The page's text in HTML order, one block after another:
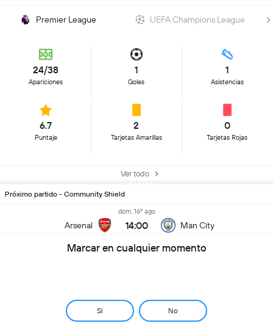
Premier League UEFA Champions League
24/38
Apariciones
1
Goles
1
Asistencias
6.7
Puntaje
2
Tarjetas Amarillas
0
Tarjetas Rojas
Ver todo
Próximo partido - Community Shield
Arsenal
dom, 16º ago
14:00 Man City
Marcar en cualquier momento
Si No